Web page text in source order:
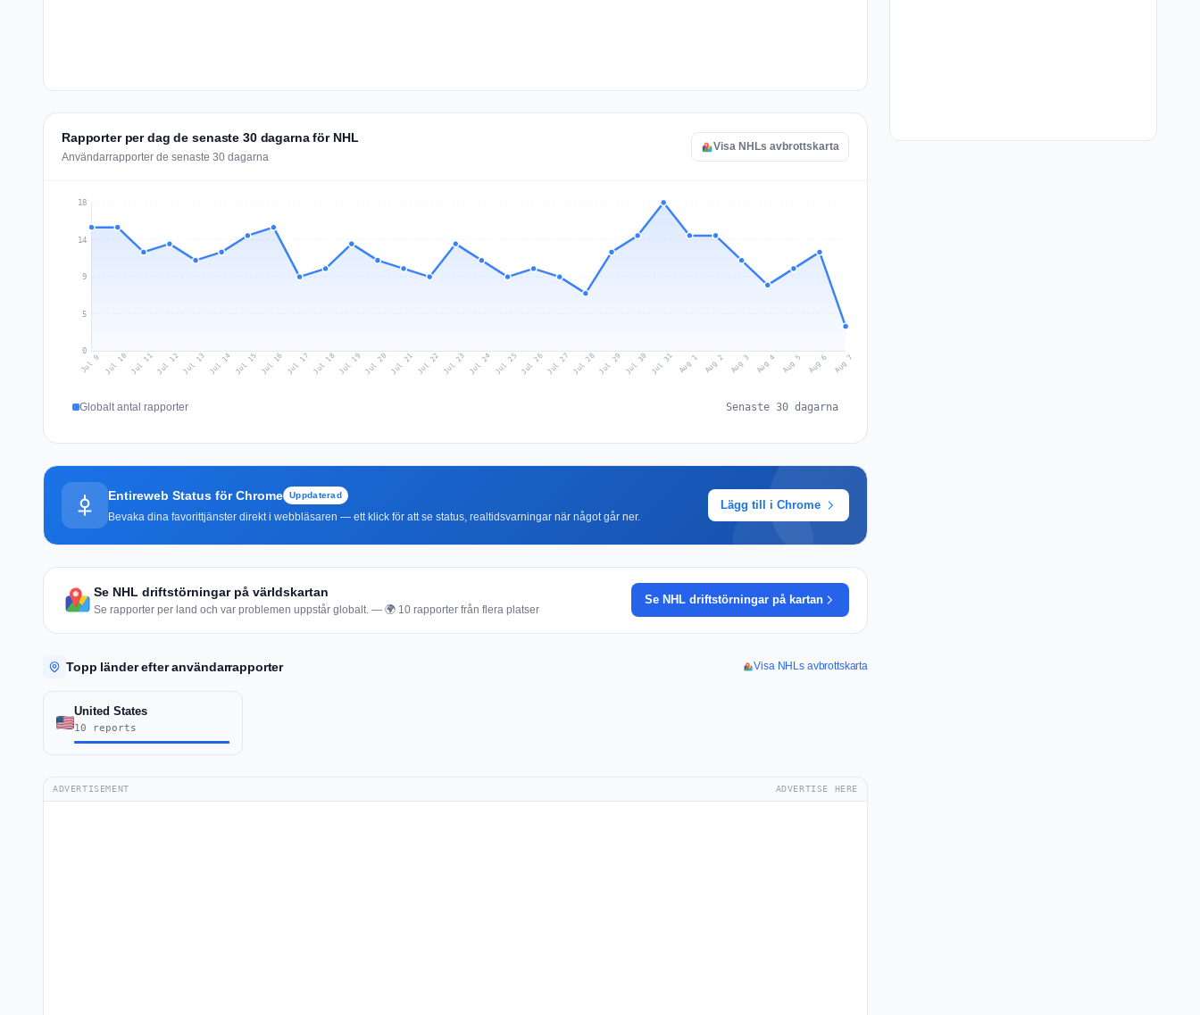
Rapporter per dag de senaste 30 dagarna för NHL
Användarrapporter de senaste 30 dagarna
Visa NHLs avbrottskarta
0
5
9
14
18
Jul 9 Jul 10 Jul 11Jul 12Jul 13 Jul 14 Jul 15 Jul 16 Jul 17 Jul 18Jul 19 Jul 20 Jul 21 Jul 22 Jul 23 Jul 24 Jul 25 Jul 26Jul 27 Jul 28Jul 29 Jul 30 Jul 31 Aug 1 Aug 2 Aug 3 Aug 4 Aug 5 Aug 6 Aug 7
Globalt antal rapporter Senaste 30 dagarna
Entireweb Status för Chrome Uppdaterad
Bevaka dina favorittjänster direkt i webbläsaren — ett klick för att se status, realtidsvarningar när något går ner.
Lägg till i Chrome
Se NHL driftstörningar på världskartan
Se rapporter per land och var problemen uppstår globalt. — 🌍 10 rapporter från flera platser
Se NHL driftstörningar på kartan
Topp länder efter användarrapporter Visa NHLs avbrottskarta
United States
10 reports
ADVERTISEMENT ADVERTISE HERE